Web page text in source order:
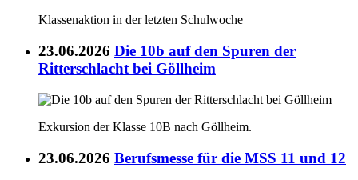
Klassenaktion in der letzten Schulwoche
23.06.2026 Die 10b auf den Spuren der
Ritterschlacht bei Göllheim
Exkursion der Klasse 10B nach Göllheim.
23.06.2026 Berufsmesse für die MSS 11 und 12